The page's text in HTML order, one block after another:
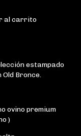
estampado
Bronce.
ovino premium
)